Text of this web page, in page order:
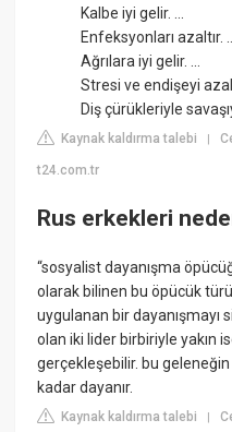
Kalbe iyi gelir. ...
Enfeksyonları azaltır.
Ağrılara iyi gelir. ...
Stresi ve endişeyi
Diş çürükleriyle
Kaynak kaldırma talebi |
t24.com.tr
Rus erkekleri
“sosyalist dayanışma
olarak bilinen bu öpücük
uygulanan bir dayanışmayı
olan iki lider birbiriyle yakın
gerçekleşebilir. bu
kadar dayanır.
Kaynak kaldırma talebi |